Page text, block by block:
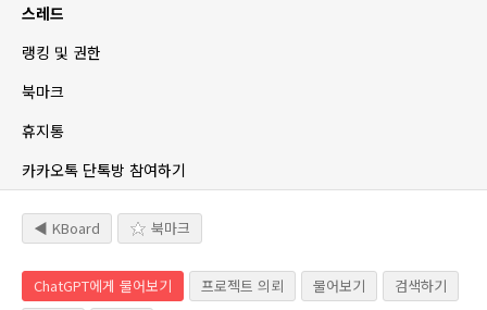
스레드
랭킹 및 권한
북마크
휴지통
카카오톡 단톡방 참여하기
◀ KBoard 북마크
ChatGPT에게 물어보기 프로젝트 의뢰 물어보기
검색하기